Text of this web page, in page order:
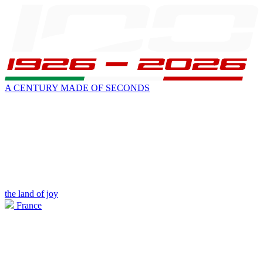
A CENTURY MADE OF SECONDS
the land of joy
France